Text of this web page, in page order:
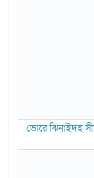
ভোরে ঝিনাইদহ